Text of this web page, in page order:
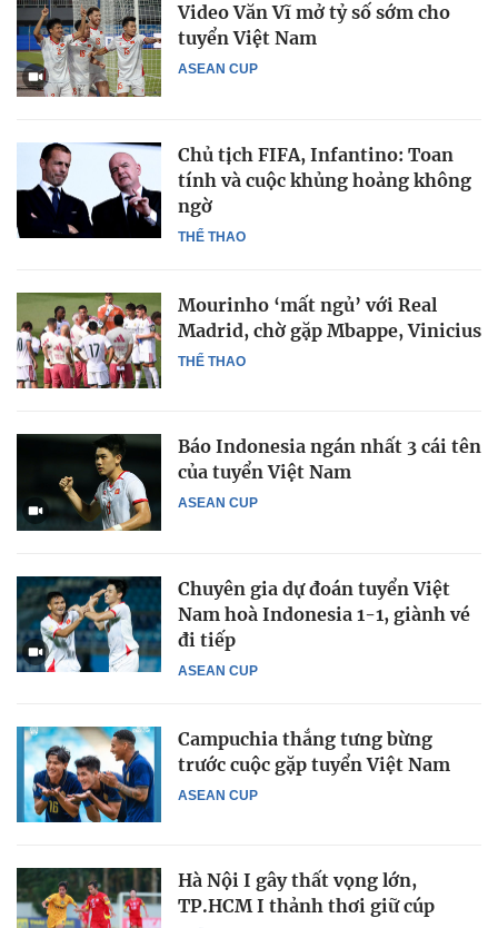
ASEAN CUP
Video Văn Vĩ mở tỷ số sớm cho
tuyển Việt Nam
THỂ THAO
Chủ tịch FIFA, Infantino: Toan
tính và cuộc khủng hoảng không
ngờ
THỂ THAO
Mourinho ‘mất ngủ’ với Real
Madrid, chờ gặp Mbappe, Vinicius
ASEAN CUP
Báo Indonesia ngán nhất 3 cái tên
của tuyển Việt Nam
ASEAN CUP
Chuyên gia dự đoán tuyển Việt
Nam hoà Indonesia 1-1, giành vé
đi tiếp
ASEAN CUP
Campuchia thắng tưng bừng
trước cuộc gặp tuyển Việt Nam
Hà Nội I gây thất vọng lớn,
TP.HCM I thảnh thơi giữ cúp